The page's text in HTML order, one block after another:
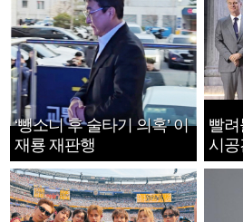
‘뺑소니 후 술타기 의혹’ 이
재룡 재판행
빨
시
지는